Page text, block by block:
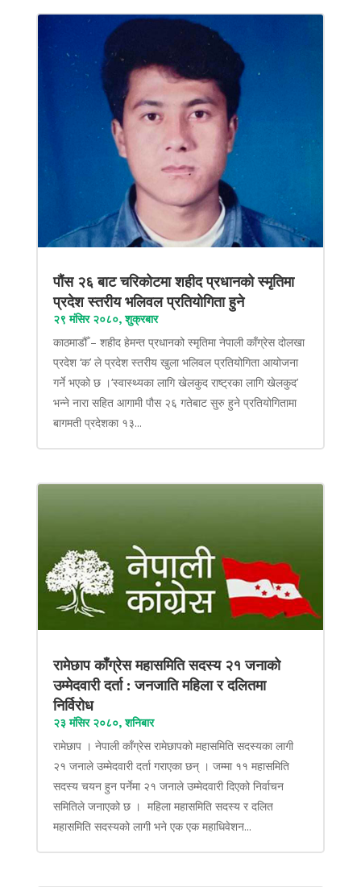
पौंस २६ बाट चरिकोटमा शहीद प्रधानको स्मृतिमा
प्रदेश स्तरीय भलिवल प्रतियोगिता हुने
२९ मंसिर २०८०, शुक्रबार
काठमाडौँ – शहीद हेमन्त प्रधानको स्मृतिमा नेपाली काँग्रेस दोलखा
प्रदेश ‘क’ ले प्रदेश स्तरीय खुला भलिवल प्रतियोगिता आयोजना
गर्ने भएको छ ।‘स्वास्थ्यका लागि खेलकुद राष्ट्रका लागि खेलकुद’
भन्ने नारा सहित आगामी पौस २६ गतेबाट सुरु हुने प्रतियोगितामा
बागमती प्रदेशका १३...
रामेछाप काँग्रेस महासमिति सदस्य २१ जनाको
उम्मेदवारी दर्ता : जनजाति महिला र दलितमा
निर्विरोध
२३ मंसिर २०८०, शनिबार
रामेछाप । नेपाली काँग्रेस रामेछापको महासमिति सदस्यका लागी
२१ जनाले उम्मेदवारी दर्ता गराएका छन् । जम्मा ११ महासमिति
सदस्य चयन हुन पर्नेमा २१ जनाले उम्मेदवारी दिएको निर्वाचन
समितिले जनाएको छ । महिला महासमिति सदस्य र दलित
महासमिति सदस्यको लागी भने एक एक महाधिवेशन...